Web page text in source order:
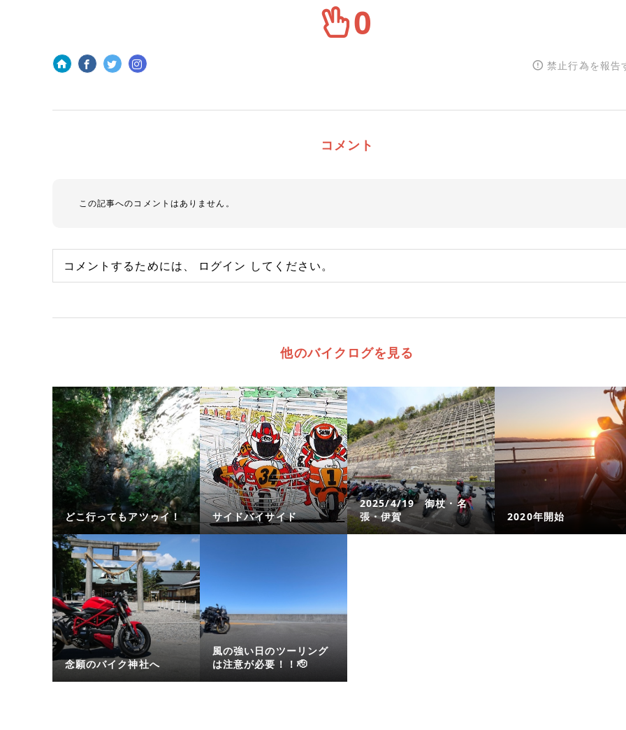
0
禁止行為を報告
コメント
この記事へのコメントはありません。
コメントするためには、 ログイン してください。
他のバイクログを見る
どこ行ってもアツゥイ！ サイドバイサイド
2025/4/19 御杖・名
張・伊賀
2020年開始
念願のバイク神社へ
風の強い日のツーリング
は注意が必要！！🫡